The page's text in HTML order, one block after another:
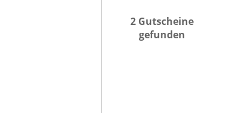
2 Gutscheine
gefunden